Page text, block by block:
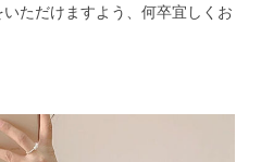
ただけますよう、何卒宜しくお